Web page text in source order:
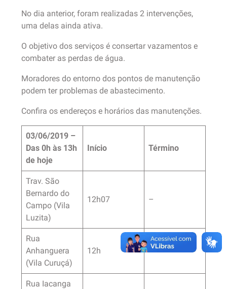
No dia anterior, foram realizadas 2 intervenções,
uma delas ainda ativa.
O objetivo dos serviços é consertar vazamentos e
combater as perdas de água.
Moradores do entorno dos pontos de manutenção
podem ter problemas de abastecimento.
Confira os endereços e horários das manutenções.
03/06/2019 –
Das 0h às 13h
de hoje
Início Término
Trav. São
Bernardo do
Campo (Vila
Luzita)
12h07 –
Rua
Anhanguera
(Vila Curuçá)
12h –
Rua Iacanga